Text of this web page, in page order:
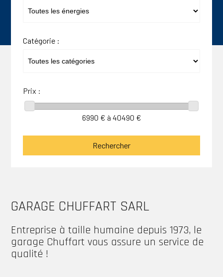
Catégorie :
Prix :
6990 € à 40490 €
GARAGE CHUFFART SARL
Entreprise à taille humaine depuis 1973, le
garage Chuffart vous assure un service de
qualité !